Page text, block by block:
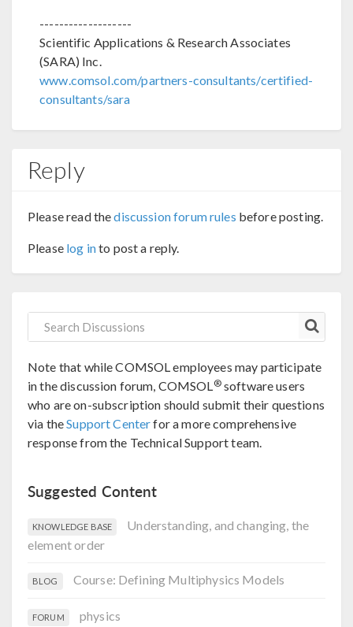
-------------------
Scientific Applications & Research Associates
(SARA) Inc.
www.comsol.com/partners-consultants/certified-
consultants/sara
Reply
Please read thediscussion forum rules before posting.
Please log into post a reply.
Note that while COMSOL employees may participate
in the discussion forum, COMSOL®software users
who are on-subscription should submit their questions
via theSupport Centerfor a more comprehensive
response from the Technical Support team.
Suggested Content
KNOWLEDGE BASE
Understanding, and changing, the
element order
BLOG Course: Defining Multiphysics Models
FORUM physics